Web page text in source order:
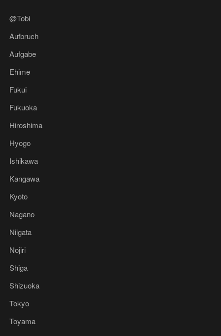
@Tobi
Aufbruch
Aufgabe
Ehime
Fukui
Fukuoka
Hiroshima
Hyogo
Ishikawa
Kangawa
Kyoto
Nagano
Niigata
Nojiri
Shiga
Shizuoka
Tokyo
Toyama